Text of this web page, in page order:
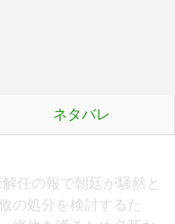
ネタバレ
任の報で朝廷が騒然と
の処分を検討するた